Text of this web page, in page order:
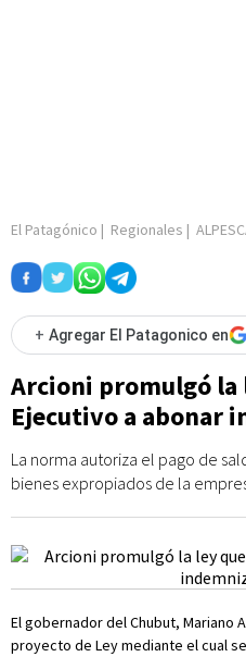
El Patagónico | Regionales |
+ Agregar El Patagonico en
Arcioni promulgó la
Ejecutivo a abonar
La norma autoriza el pago de
bienes expropiados de la
El gobernador del Chubut, Mariano
proyecto de Ley mediante el cual